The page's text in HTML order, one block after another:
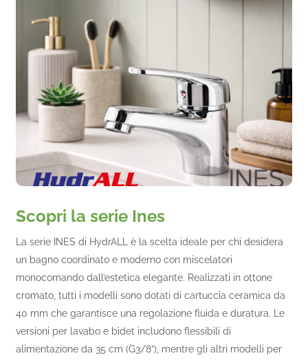
Scopri la serie Ines
La serie INES di HydrALL è la scelta ideale per chi desidera
un bagno coordinato e moderno con miscelatori
monocomando dall’estetica elegante. Realizzati in ottone
cromato, tutti i modelli sono dotati di cartuccia ceramica da
40 mm che garantisce una regolazione fluida e duratura. Le
versioni per lavabo e bidet includono flessibili di
alimentazione da 35 cm (G3/8”), mentre gli altri modelli per